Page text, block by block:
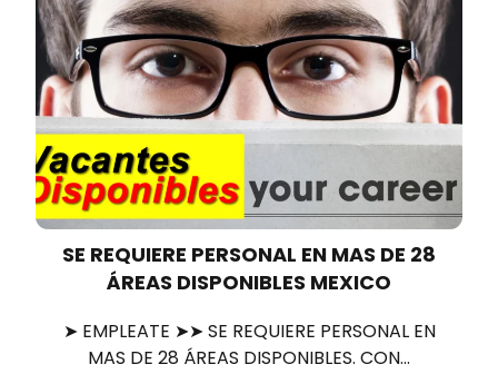
SE REQUIERE PERSONAL EN MAS DE 28
ÁREAS DISPONIBLES MEXICO
➤ EMPLEATE ➤➤ SE REQUIERE PERSONAL EN
MAS DE 28 ÁREAS DISPONIBLES. CON…